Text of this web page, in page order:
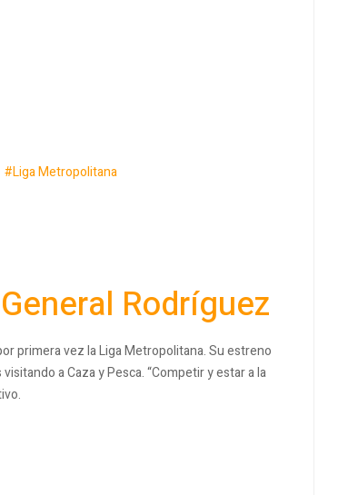
Liga Metropolitana
Rodríguez
primera vez la Liga Metropolitana. Su estreno
a Caza y Pesca. “Competir y estar a la